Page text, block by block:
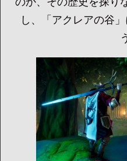
し、「アクレアの谷